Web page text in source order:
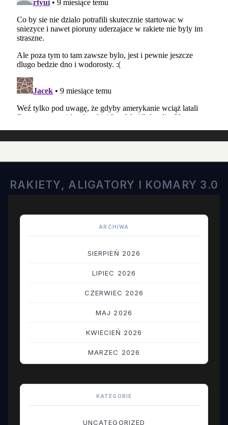
RAKIETY, ALIGATORY I KOMARY 3.0
ARCHIWA
SIERPIEŃ 2026
LIPIEC 2026
CZERWIEC 2026
MAJ 2026
KWIECIEŃ 2026
MARZEC 2026
STYCZEŃ 2026
KATEGORIE
UNCATEGORIZED